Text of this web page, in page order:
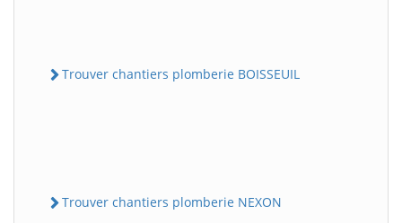
Trouver chantiers plomberie BOISSEUIL
Trouver chantiers plomberie NEXON